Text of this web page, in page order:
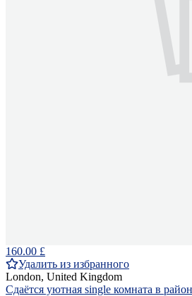
160.00 £
Удалить из избранного
London, United Kingdom
Сдаётся уютная single комната в